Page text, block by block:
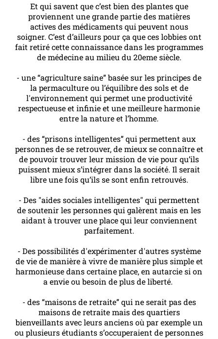
Et qui savent que c’est bien des plantes que
proviennent une grande partie des matières
actives des médicaments qui peuvent nous
soigner. C’est d’ailleurs pour ça que ces lobbies ont
fait retiré cette connaissance dans les programmes
de médecine au milieu du 20eme siècle.
- une “agriculture saine” basée sur les principes de
la permaculture ou l’équilibre des sols et de
l'environnement qui permet une productivité
respectueuse et infinie et une meilleure harmonie
entre la nature et l’homme.
- des “prisons intelligentes” qui permettent aux
personnes de se retrouver, de mieux se connaître et
de pouvoir trouver leur mission de vie pour qu’ils
puissent mieux s’intégrer dans la société. Il serait
libre une fois qu’ils se sont enfin retrouvés.
- Des "aides sociales intelligentes" qui permettent
de soutenir les personnes qui galèrent mais en les
aidant à trouver une place qui leur conviennent
parfaitement.
- Des possibilités d'expérimenter d'autres système
de vie de manière à vivre de manière plus simple et
harmonieuse dans certaine place, en autarcie si on
a envie ou besoin de plus de liberté.
- des “maisons de retraite” qui ne serait pas des
maisons de retraite mais des quartiers
bienveillants avec leurs anciens où par exemple un
ou plusieurs étudiants s’occuperaient de personnes